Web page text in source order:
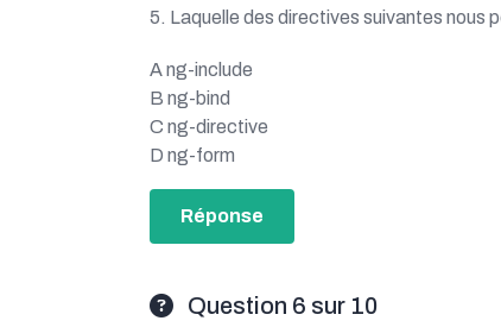
5. Laquelle des directives suivantes nous
A ng-include
B ng-bind
C ng-directive
D ng-form
Réponse
Question 6 sur 10